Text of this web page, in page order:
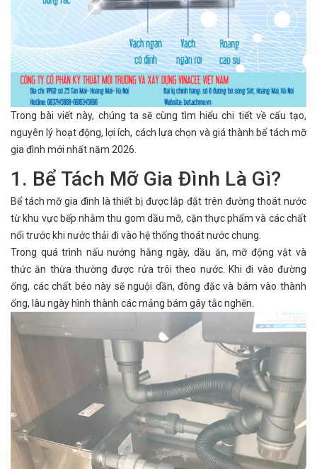
Trong bài viết này, chúng ta sẽ cùng tìm hiểu chi tiết về cấu tạo,
nguyên lý hoạt động, lợi ích, cách lựa chọn và giá thành bể tách mỡ
gia đình mới nhất năm 2026.
1. Bể Tách Mỡ Gia Đình Là Gì?
Bể tách mỡ gia đình là thiết bị được lắp đặt trên đường thoát nước
từ khu vực bếp nhằm thu gom dầu mỡ, cặn thực phẩm và các chất
nổi trước khi nước thải đi vào hệ thống thoát nước chung.
Trong quá trình nấu nướng hằng ngày, dầu ăn, mỡ động vật và
thức ăn thừa thường được rửa trôi theo nước. Khi đi vào đường
ống, các chất béo này sẽ nguội dần, đông đặc và bám vào thành
ống, lâu ngày hình thành các mảng bám gây tắc nghẽn.